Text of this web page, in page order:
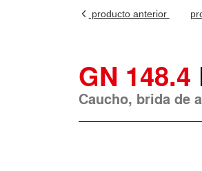
producto anterior
GN 148.4
Caucho, brida de